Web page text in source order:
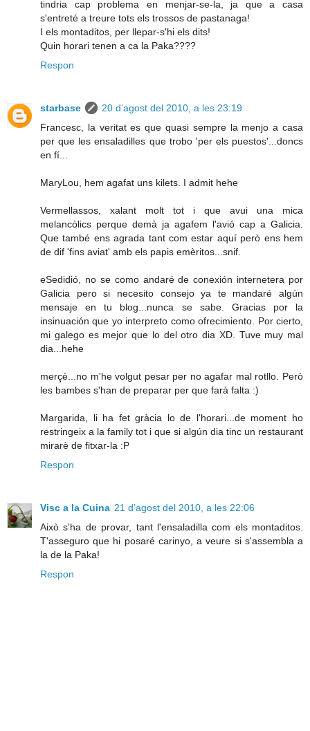
tindria cap problema en menjar-se-la, ja que a casa
s'entreté a treure tots els trossos de pastanaga!
I els montaditos, per llepar-s'hi els dits!
Quin horari tenen a ca la Paka????
Respon
starbase
20 d’agost del 2010, a les 23:19
Francesc, la veritat es que quasi sempre la menjo a casa
per que les ensaladilles que trobo 'per els puestos'...doncs
en fí...
MaryLou, hem agafat uns kilets. I admit hehe
Vermellassos, xalant molt tot i que avui una mica
melancòlics perque demà ja agafem l'avió cap a Galicia.
Que també ens agrada tant com estar aquí però ens hem
de dif 'fins aviat' amb els papis emèritos...snif.
eSedidió, no se como andaré de conexión internetera por
Galicia pero si necesito consejo ya te mandaré algún
mensaje en tu blog...nunca se sabe. Gracias por la
insinuación que yo interpreto como ofrecimiento. Por cierto,
mi galego es mejor que lo del otro dia XD. Tuve muy mal
dia...hehe
merçè...no m'he volgut pesar per no agafar mal rotllo. Però
les bambes s'han de preparar per que farà falta :)
Margarida, li ha fet gràcia lo de l'horari...de moment ho
restringeix a la family tot i que si algún dia tinc un restaurant
mirarè de fitxar-la :P
Respon
Visc a la Cuina 21 d’agost del 2010, a les 22:06
Això s'ha de provar, tant l'ensaladilla com els montaditos.
T'asseguro que hi posaré carinyo, a veure si s'assembla a
la de la Paka!
Respon